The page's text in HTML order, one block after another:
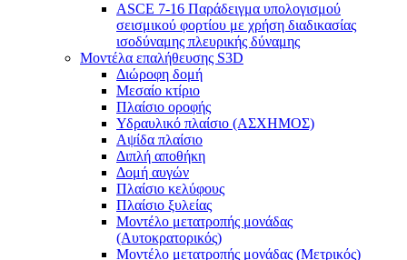
ASCE 7-16 Παράδειγμα υπολογισμού
σεισμικού φορτίου με χρήση διαδικασίας
ισοδύναμης πλευρικής δύναμης
Μοντέλα επαλήθευσης S3D
Διώροφη δομή
Μεσαίο κτίριο
Πλαίσιο οροφής
Υδραυλικό πλαίσιο (ΑΣΧΗΜΟΣ)
Αψίδα πλαίσιο
Διπλή αποθήκη
Δομή αυγών
Πλαίσιο κελύφους
Πλαίσιο ξυλείας
Μοντέλο μετατροπής μονάδας
(Αυτοκρατορικός)
Μοντέλο μετατροπής μονάδας (Μετρικός)